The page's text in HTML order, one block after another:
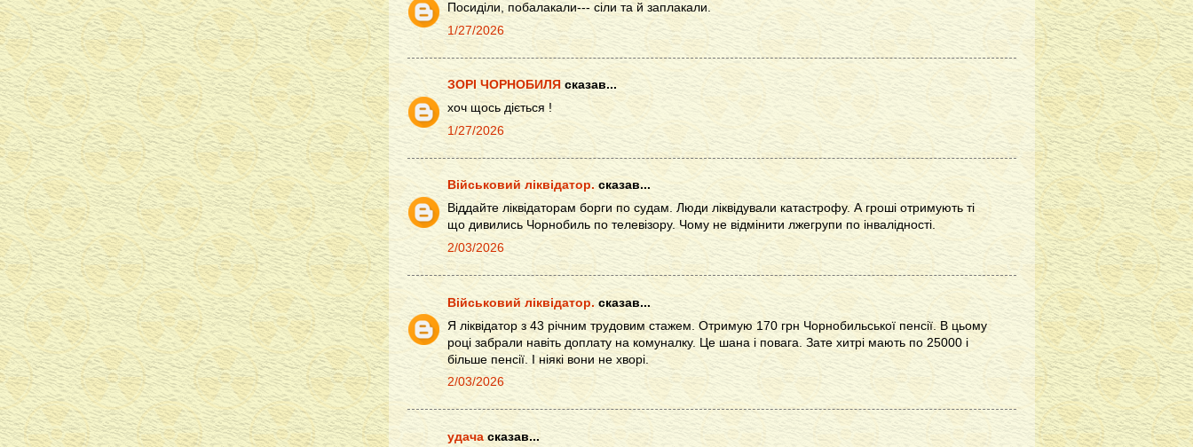
Посиділи, побалакали--- сіли та й заплакали.
1/27/2026
ЗОРІ ЧОРНОБИЛЯ сказав...
хоч щось діється !
1/27/2026
Військовий ліквідатор. сказав...
Віддайте ліквідаторам борги по судам. Люди ліквідували катастрофу. А гроші отримують ті
що дивились Чорнобиль по телевізору. Чому не відмінити лжегрупи по інвалідності.
2/03/2026
Військовий ліквідатор. сказав...
Я ліквідатор з 43 річним трудовим стажем. Отримую 170 грн Чорнобильської пенсії. В цьому
році забрали навіть доплату на комуналку. Це шана і повага. Зате хитрі мають по 25000 і
більше пенсії. І ніякі вони не хворі.
2/03/2026
удача сказав...